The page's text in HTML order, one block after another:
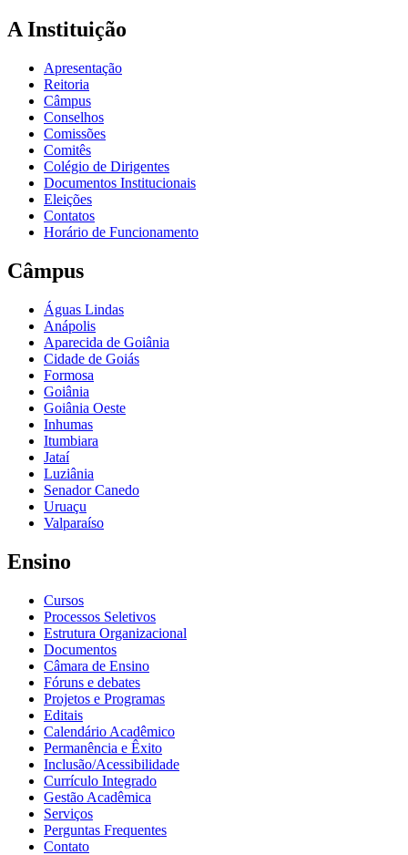
A Instituição
Apresentação
Reitoria
Câmpus
Conselhos
Comissões
Comitês
Colégio de Dirigentes
Documentos Institucionais
Eleições
Contatos
Horário de Funcionamento
Câmpus
Águas Lindas
Anápolis
Aparecida de Goiânia
Cidade de Goiás
Formosa
Goiânia
Goiânia Oeste
Inhumas
Itumbiara
Jataí
Luziânia
Senador Canedo
Uruaçu
Valparaíso
Ensino
Cursos
Processos Seletivos
Estrutura Organizacional
Documentos
Câmara de Ensino
Fóruns e debates
Projetos e Programas
Editais
Calendário Acadêmico
Permanência e Êxito
Inclusão/Acessibilidade
Currículo Integrado
Gestão Acadêmica
Serviços
Perguntas Frequentes
Contato